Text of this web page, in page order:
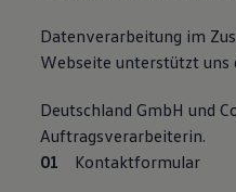
Datenverarbeitung im
Webseite unterstützt uns
Deutschland GmbH und
Auftragsverarbeiterin.
Kontaktformular